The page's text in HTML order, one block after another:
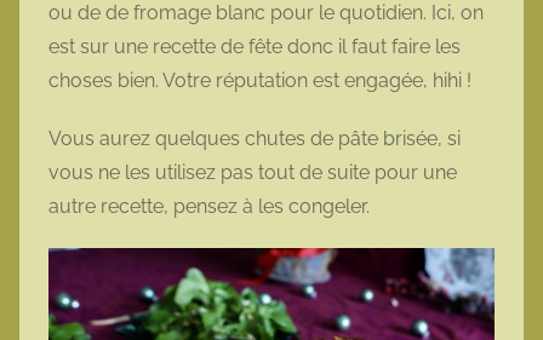
ou de de fromage blanc pour le quotidien. Ici, on
est sur une recette de fête donc il faut faire les
choses bien. Votre réputation est engagée, hihi !
Vous aurez quelques chutes de pâte brisée, si
vous ne les utilisez pas tout de suite pour une
autre recette, pensez à les congeler.